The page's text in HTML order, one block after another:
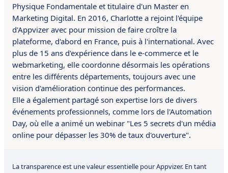
Physique Fondamentale et titulaire d'un Master en
Marketing Digital. En 2016, Charlotte a rejoint l'équipe
d'Appvizer avec pour mission de faire croître la
plateforme, d'abord en France, puis à l'international. Avec
plus de 15 ans d'expérience dans le e-commerce et le
webmarketing, elle coordonne désormais les opérations
entre les différents départements, toujours avec une
vision d'amélioration continue des performances.
Elle a également partagé son expertise lors de divers
événements professionnels, comme lors de l'Automation
Day, où elle a animé un webinar "Les 5 secrets d'un média
online pour dépasser les 30% de taux d'ouverture".
La transparence est une valeur essentielle pour Appvizer. En tant